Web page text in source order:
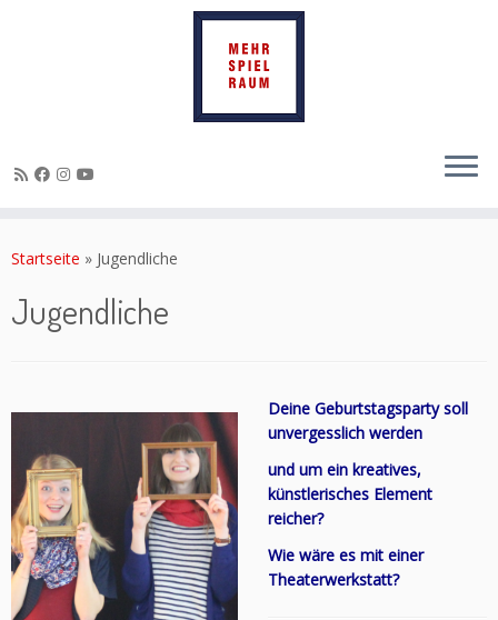
Inhalt
Startseite » Jugendliche
Jugendliche
Deine Geburtstagsparty soll
unvergesslich werden
und um ein kreatives,
künstlerisches Element
reicher?
Wie wäre es mit einer
Theaterwerkstatt?